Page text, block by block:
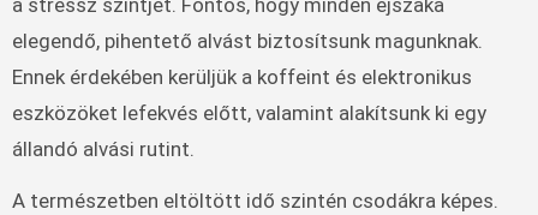
a stressz szintjét. Fontos, hogy minden éjszaka
elegendő, pihentető alvást biztosítsunk magunknak.
Ennek érdekében kerüljük a koffeint és elektronikus
eszközöket lefekvés előtt, valamint alakítsunk ki egy
állandó alvási rutint.
A természetben eltöltött idő szintén csodákra képes.